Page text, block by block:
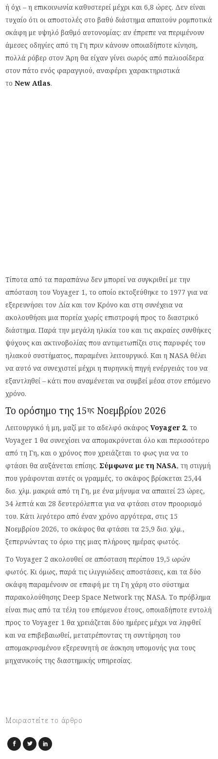
ή όχι – η επικοινωνία καθυστερεί μέχρι και 6,8 ώρες. Δεν είναι
τυχαίο ότι οι αποστολές στο βαθύ διάστημα απαιτούν ρομποτικά
σκάφη με υψηλό βαθμό αυτονομίας: αν έπρεπε να περιμένουν
άμεσες οδηγίες από τη Γη πριν κάνουν οποιαδήποτε κίνηση,
πολλά ρόβερ στον Άρη θα είχαν γίνει σωρός από παλιοσίδερα
στον πάτο ενός φαραγγιού, αναφέρει χαρακτηριστικά
τοNew Atlas.
Τίποτα από τα παραπάνω δεν μπορεί να συγκριθεί με την
απόσταση του Voyager 1, το οποίο εκτοξεύθηκε το 1977 για να
εξερευνήσει τον Δία και τον Κρόνο και στη συνέχεια να
ακολουθήσει μια πορεία χωρίς επιστροφή προς το διαστρικό
διάστημα. Παρά την μεγάλη ηλικία του και τις ακραίες συνθήκες
ψύχους και ακτινοβολίας που αντιμετωπίζει στις παρυφές του
ηλιακού συστήματος, παραμένει λειτουργικό. Και η NASA θέλει
να αυτό να συνεχιστεί μέχρι η πυρηνική πηγή ενέργειάς του να
εξαντληθεί – κάτι που αναμένεται να συμβεί μέσα στον επόμενο
χρόνο.
Το ορόσημο της 15ης Νοεμβρίου 2026
Λειτουργικό ή μη, μαζί με το αδελφό σκάφοςVoyager 2, το
Voyager 1 θα συνεχίσει να απομακρύνεται όλο και περισσότερο
από τη Γη, και ο χρόνος που χρειάζεται το φως για να το
φτάσει θα αυξάνεται επίσης. Σύμφωνα με τηNASA, τη στιγμή
που γράφονται αυτές οι γραμμές, το σκάφος βρίσκεται 25,44
δισ. χλμ. μακριά από τη Γη, με ένα μήνυμα να απαιτεί 23 ώρες,
34 λεπτά και 28 δευτερόλεπτα για να φτάσει στον προορισμό
του. Κάτι λιγότερο από έναν χρόνο αργότερα, στις 15
Νοεμβρίου 2026, το σκάφος θα φτάσει τα 25,9 δισ. χλμ.,
ξεπερνώντας το όριο της μιας πλήρους ημέρας φωτός.
Το Voyager 2 ακολουθεί σε απόσταση περίπου 19,5 ωρών
φωτός. Κι όμως, παρά τις ιλιγγιώδεις αποστάσεις, και τα δύο
σκάφη παραμένουν σε επαφή με τη Γη χάρη στο σύστημα
παρακολούθησης Deep Space Network της NASA. Το πρόβλημα
είναι πως από τα τέλη του επόμενου έτους, οποιαδήποτε εντολή
προς το Voyager 1 θα χρειάζεται δύο ημέρες μέχρι να ληφθεί
και να επιβεβαιωθεί, μετατρέποντας τη συντήρηση του
απομακρυσμένου εξερευνητή σε άσκηση υπομονής για τους
μηχανικούς της διαστημικής υπηρεσίας.
Μοιραστείτε το άρθρο